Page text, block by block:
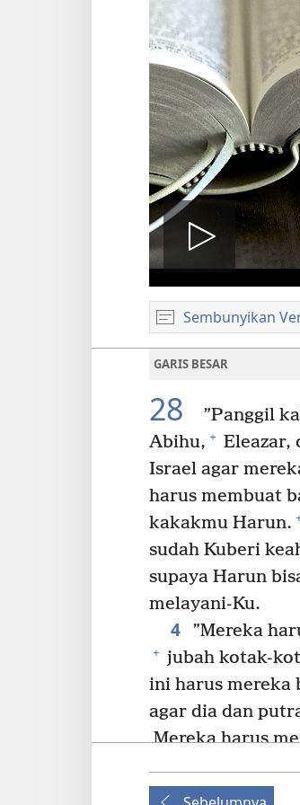
Sembunyikan
GARIS BESAR
28 ”Panggil
Abihu, + Eleazar,
Israel agar
harus membuat
kakakmu Harun.
sudah Kuberi
supaya Harun
melayani-Ku.
4 ”Mereka
+ jubah kotak-
ini harus mereka
agar dia dan
Mereka harus
6 ”Efod harus